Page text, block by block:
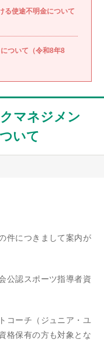
る使途不明金について
ついて（令和8年8
マネジメン
いて
件につきまして案内が
公認スポーツ指導者資
コーチ（ジュニア・ユ
格保有の方も対象とな